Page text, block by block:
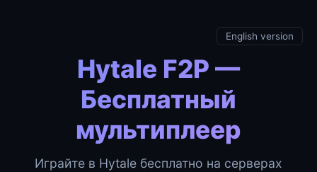
English version
Hytale F2P —
Бесплатный
мультиплеер
Играйте в Hytale бесплатно на серверах